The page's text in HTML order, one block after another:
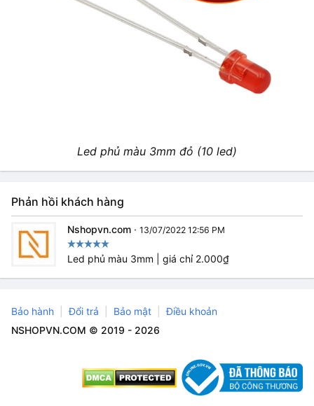
Led phủ màu 3mm đỏ (10 led)
Phản hồi khách hàng
Nshopvn.com · 13/07/2022 12:56 PM
Led phủ màu 3mm | giá chỉ 2.000₫
Bảo hành Đổi trả Bảo mật
Điều khoản
NSHOPVN.COM © 2019 - 2026